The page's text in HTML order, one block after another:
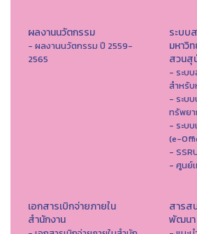
ผลงานนวัตกรรม
- ผลงานนวัตกรรม ปี 2559-
2565
ระบบ
มหาวิ
สวนสุ
- ระบ
สำหรับ
- ระบ
ทรัพยา
- ระบ
(e-
-
- ศูนย์
เอกสารเบิกจ่ายภายใน
สำนักงาน
สารส
พัฒนา